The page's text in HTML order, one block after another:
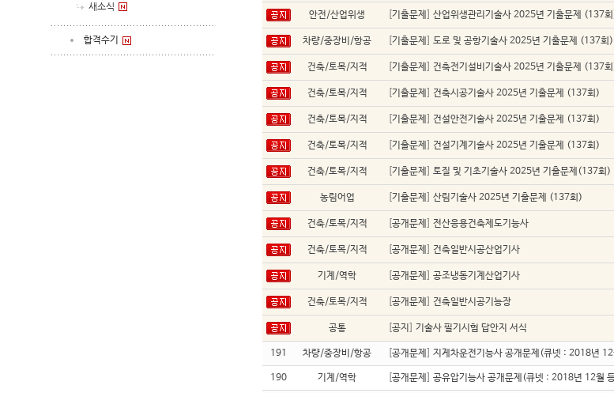
새소식
합격수기
안전/산업위생 기출문제 산업위생관리기술사 2025년 기출문제 (137
차량/중장비/항공 기출문제 도로 및 공항기술사 2025년 기출문제 (137회)
건축/토목/지적 기출문제 건축전기설비기술사 2025년 기출문제 (137
건축/토목/지적 기출문제 건축시공기술사 2025년 기출문제 (137회)
건축/토목/지적 기출문제 건설안전기술사 2025년 기출문제 (137회)
건축/토목/지적 기출문제 건설기계기술사 2025년 기출문제 (137회)
건축/토목/지적 기출문제 토질 및 기초기술사 2025년 기출문제(137회)
농림어업 기출문제 산림기술사 2025년 기출문제 (137회)
건축/토목/지적 공개문제 전산응용건축제도기능사
건축/토목/지적 공개문제 건축일반시공산업기사
기계/역학 공개문제 공조냉동기계산업기사
건축/토목/지적 공개문제 건축일반시공기능장
공통 공지 기술사 필기시험 답안지 서식
191 차량/중장비/항공 공개문제 지게차운전기능사 공개문제(큐넷 : 2018년
190 기계/역학 공개문제 공유압기능사 공개문제(큐넷 : 2018년 12월